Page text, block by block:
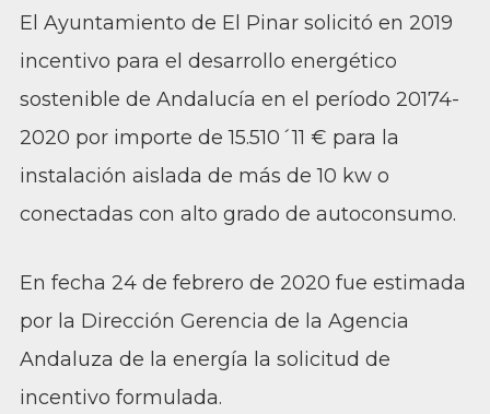
El Ayuntamiento de El Pinar solicitó en 2019
incentivo para el desarrollo energético
sostenible de Andalucía en el período 20174-
2020 por importe de 15.510´11 € para la
instalación aislada de más de 10 kw o
conectadas con alto grado de autoconsumo.
En fecha 24 de febrero de 2020 fue estimada
por la Dirección Gerencia de la Agencia
Andaluza de la energía la solicitud de
incentivo formulada.